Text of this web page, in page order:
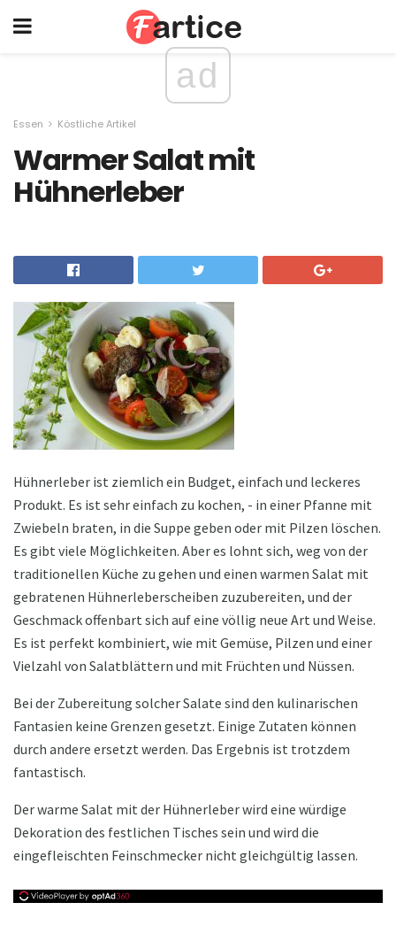
ad
Essen Köstliche Artikel
Warmer Salat mit
Hühnerleber
Hühnerleber ist ziemlich ein Budget, einfach und leckeres
Produkt. Es ist sehr einfach zu kochen, - in einer Pfanne mit
Zwiebeln braten, in die Suppe geben oder mit Pilzen löschen.
Es gibt viele Möglichkeiten. Aber es lohnt sich, weg von der
traditionellen Küche zu gehen und einen warmen Salat mit
gebratenen Hühnerleberscheiben zuzubereiten, und der
Geschmack offenbart sich auf eine völlig neue Art und Weise.
Es ist perfekt kombiniert, wie mit Gemüse, Pilzen und einer
Vielzahl von Salatblättern und mit Früchten und Nüssen.
Bei der Zubereitung solcher Salate sind den kulinarischen
Fantasien keine Grenzen gesetzt. Einige Zutaten können
durch andere ersetzt werden. Das Ergebnis ist trotzdem
fantastisch.
Der warme Salat mit der Hühnerleber wird eine würdige
Dekoration des festlichen Tisches sein und wird die
eingefleischten Feinschmecker nicht gleichgültig lassen.